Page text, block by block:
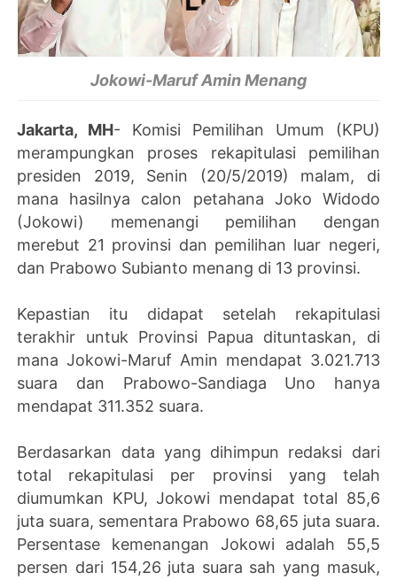
Jokowi-Maruf Amin Menang
Jakarta, MH- Komisi Pemilihan Umum (KPU)
merampungkan proses rekapitulasi pemilihan
presiden 2019, Senin (20/5/2019) malam, di
mana hasilnya calon petahana Joko Widodo
(Jokowi) memenangi pemilihan dengan
merebut 21 provinsi dan pemilihan luar negeri,
dan Prabowo Subianto menang di 13 provinsi.
Kepastian itu didapat setelah rekapitulasi
terakhir untuk Provinsi Papua dituntaskan, di
mana Jokowi-Maruf Amin mendapat 3.021.713
suara dan Prabowo-Sandiaga Uno hanya
mendapat 311.352 suara.
Berdasarkan data yang dihimpun redaksi dari
total rekapitulasi per provinsi yang telah
diumumkan KPU, Jokowi mendapat total 85,6
juta suara, sementara Prabowo 68,65 juta suara.
Persentase kemenangan Jokowi adalah 55,5
persen dari 154,26 juta suara sah yang masuk,